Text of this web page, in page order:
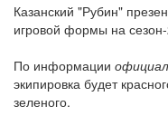
Казанский "Рубин"
игровой формы на
По информации
экипировка будет
зеленого.